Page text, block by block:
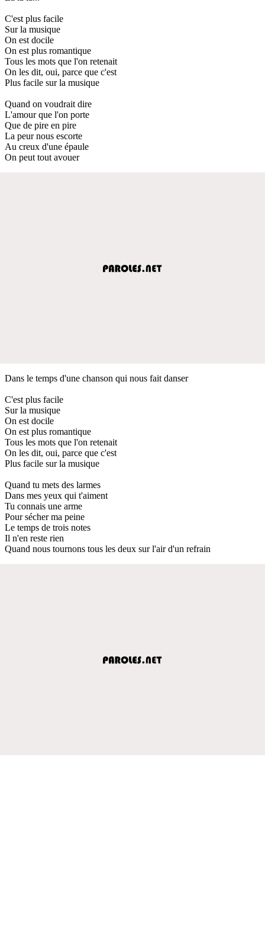
C'est plus facile
Sur la musique
On est docile
On est plus romantique
Tous les mots que l'on retenait
On les dit, oui, parce que c'est
Plus facile sur la musique
Quand on voudrait dire
L'amour que l'on porte
Que de pire en pire
La peur nous escorte
Au creux d'une épaule
On peut tout avouer
Dans le temps d'une chanson qui nous fait danser
C'est plus facile
Sur la musique
On est docile
On est plus romantique
Tous les mots que l'on retenait
On les dit, oui, parce que c'est
Plus facile sur la musique
Quand tu mets des larmes
Dans mes yeux qui t'aiment
Tu connais une arme
Pour sécher ma peine
Le temps de trois notes
Il n'en reste rien
Quand nous tournons tous les deux sur l'air d'un refrain